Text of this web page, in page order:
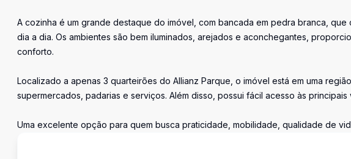
A cozinha é um grande destaque do imóvel, com bancada em pedra branca,
dia a dia. Os ambientes são bem iluminados, arejados e aconchegantes,
conforto.
Localizado a apenas 3 quarteirões do Allianz Parque, o imóvel está em uma
supermercados, padarias e serviços. Além disso, possui fácil acesso às principais
Uma excelente opção para quem busca praticidade, mobilidade, qualidade de